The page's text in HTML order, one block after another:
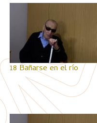
18 Bañarse en el río